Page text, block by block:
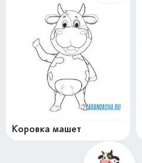
Коровка машет